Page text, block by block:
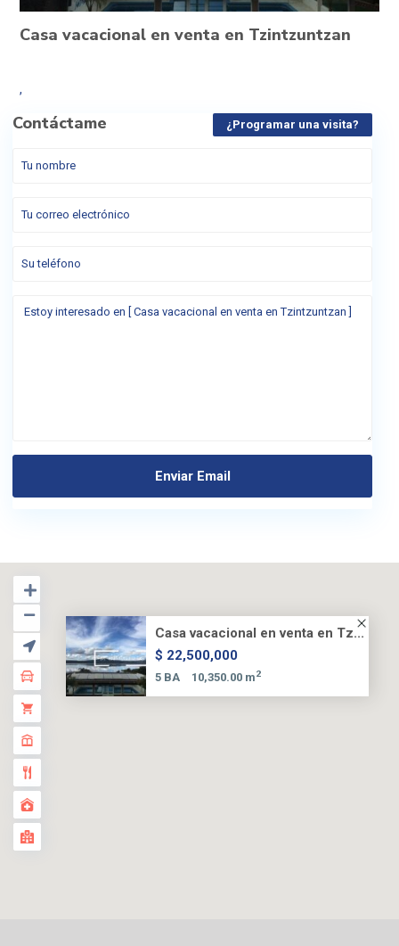
Casa vacacional en venta en Tzintzuntzan
,
Contáctame ¿Programar una visita?
Casa vacacional en venta en Tz...
$ 22,500,000
5 BA 10,350.00 m2